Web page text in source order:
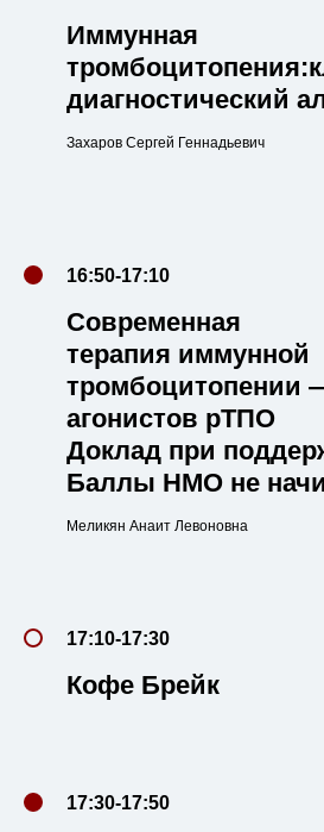
Иммунная
диагностический
Захаров Сергей Геннадьевич
16:50-17:10
Современная
терапия иммунной
тромбоцитопении
агонистов рТПО
Доклад при
Баллы НМО не
Меликян Анаит Левоновна
17:10-17:30
Кофе Брейк
17:30-17:50